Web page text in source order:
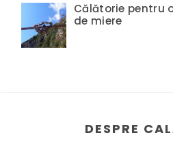
Călătorie pentru
de miere
DESPRE